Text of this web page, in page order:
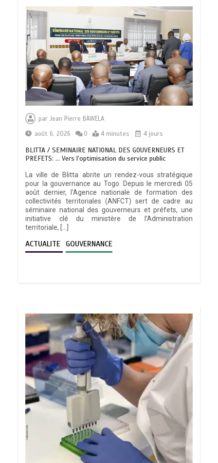
parJean Pierre BAWELA
août 6, 2026
0 4 minutes 4 jours
BLITTA / SEMINAIRE NATIONAL DES GOUVERNEURS ET
PREFETS: … Vers l’optimisation du service public
La ville de Blitta abrite un rendez-vous stratégique
pour la gouvernance au Togo. Depuis le mercredi 05
août dernier, l’Agence nationale de formation des
collectivités territoriales (ANFCT) sert de cadre au
séminaire national des gouverneurs et préfets, une
initiative clé du ministère de l’Administration
territoriale, […]
ACTUALITE GOUVERNANCE